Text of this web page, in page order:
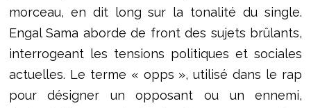
morceau, en dit long sur la tonalité du single.
Engal Sama aborde de front des sujets brûlants,
interrogeant les tensions politiques et sociales
actuelles. Le terme « opps », utilisé dans le rap
pour désigner un opposant ou un ennemi,